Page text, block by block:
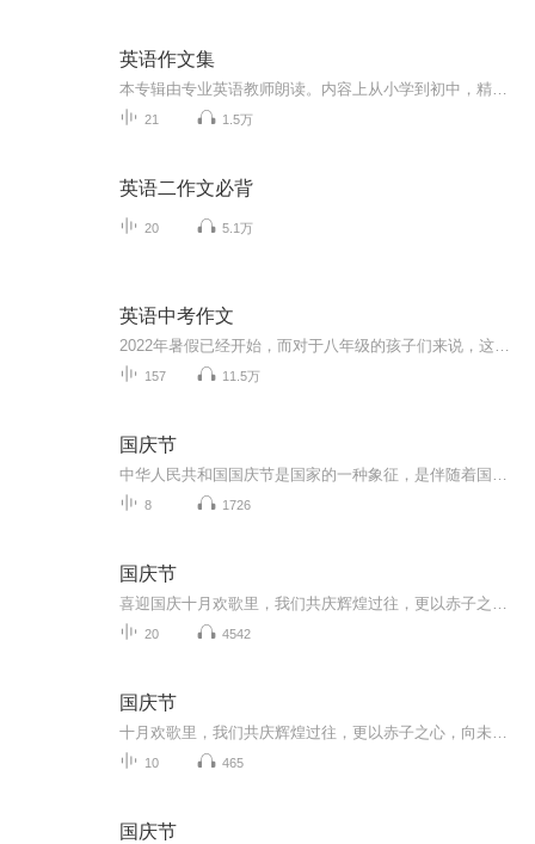
英语作文集
21 1.5万
英语二作文必背
20 5.1万
英语中考作文
157 11.5万
国庆节
8 1726
国庆节
20 4542
国庆节
10 465
国庆节